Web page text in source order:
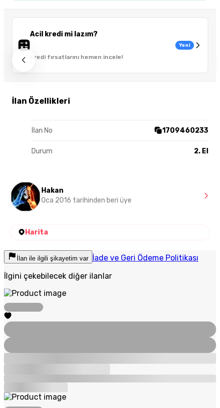
Acil kredi mi lazım?
Kredi fırsatlarını hemen incele!
Yeni
İlan Özellikleri
İlan No 1709460233
Durum 2. El
Hakan
Oca 2016 tarihinden beri üye
Harita
İlan ile ilgili şikayetim var İade ve Geri Ödeme Politikası
İlgini çekebilecek diğer ilanlar